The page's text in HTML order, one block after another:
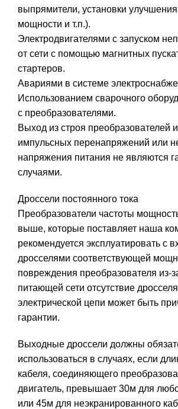
выпрямители, установки
мощности и т.п.).
Электродвигателями с запуском
от сети с помощью магнитных
стартеров.
Авариями в системе
Использованием сварочного
с преобразователями.
Выход из строя преобразователей
импульсных перенапряжений или
напряжения питания не являются
случаями.
Дроссели постоянного тока
Преобразователи частоты
выше, которые поставляет наша
рекомендуется эксплуатировать с
дросселями соответствующей
повреждения преобразователя из-
питающей сети отсутствие
электрической цепи может быть
гарантии.
Выходные дроссели должны
использоваться в случаях, если
кабеля, соединяющего
двигатель, превышает 30м для
или 45м для неэкранированного